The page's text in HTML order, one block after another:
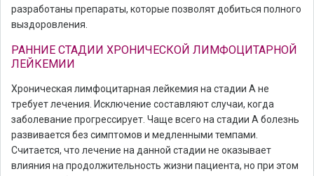
разработаны препараты, которые позволят добиться полного
выздоровления.
РАННИЕ СТАДИИ ХРОНИЧЕСКОЙ ЛИМФОЦИТАРНОЙ
ЛЕЙКЕМИИ
Хроническая лимфоцитарная лейкемия на стадии А не
требует лечения. Исключение составляют случаи, когда
заболевание прогрессирует. Чаще всего на стадии А болезнь
развивается без симптомов и медленными темпами.
Считается, что лечение на данной стадии не оказывает
влияния на продолжительность жизни пациента, но при этом